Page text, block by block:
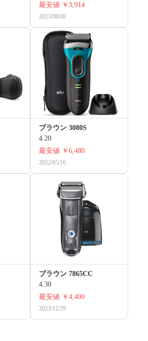
最安値 ￥3,914
2023/08/08
ブラウン 3080S
4.20
最安値 ￥6,480
2022/05/16
ブラウン 7865CC
4.30
最安値 ￥4,400
2023/12/29